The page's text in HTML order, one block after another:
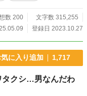
●三章 〔クレール・ベルク
〔https://www.pixiv.net/user
数 200
文字数 315,255
登録日 2023.10.27
気に入り追加 1,717
タクシ…男なんだわ